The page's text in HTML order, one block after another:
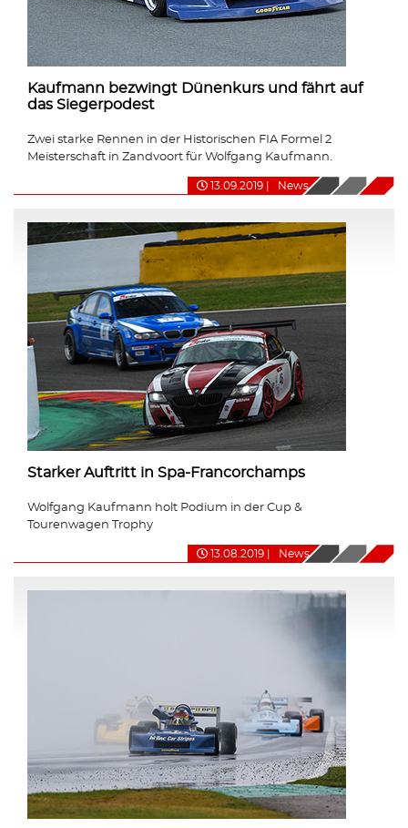
Kaufmann bezwingt Dünenkurs und fährt auf
das Siegerpodest
Zwei starke Rennen in der Historischen FIA Formel 2
Meisterschaft in Zandvoort für Wolfgang Kaufmann.
13.09.2019 News
Starker Auftritt in Spa-Francorchamps
Wolfgang Kaufmann holt Podium in der Cup &
Tourenwagen Trophy
13.08.2019 News